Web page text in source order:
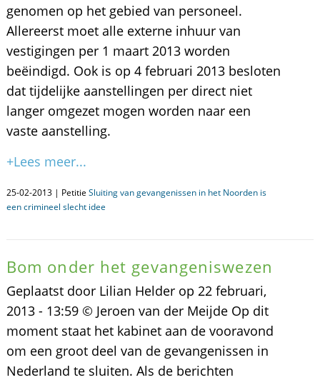
genomen op het gebied van personeel.
Allereerst moet alle externe inhuur van
vestigingen per 1 maart 2013 worden
beëindigd. Ook is op 4 februari 2013 besloten
dat tijdelijke aanstellingen per direct niet
langer omgezet mogen worden naar een
vaste aanstelling.
+Lees meer...
25-02-2013 | Petitie Sluiting van gevangenissen in het Noorden is
een crimineel slecht idee
Bom onder het gevangeniswezen
Geplaatst door Lilian Helder op 22 februari,
2013 - 13:59 © Jeroen van der Meijde Op dit
moment staat het kabinet aan de vooravond
om een groot deel van de gevangenissen in
Nederland te sluiten. Als de berichten